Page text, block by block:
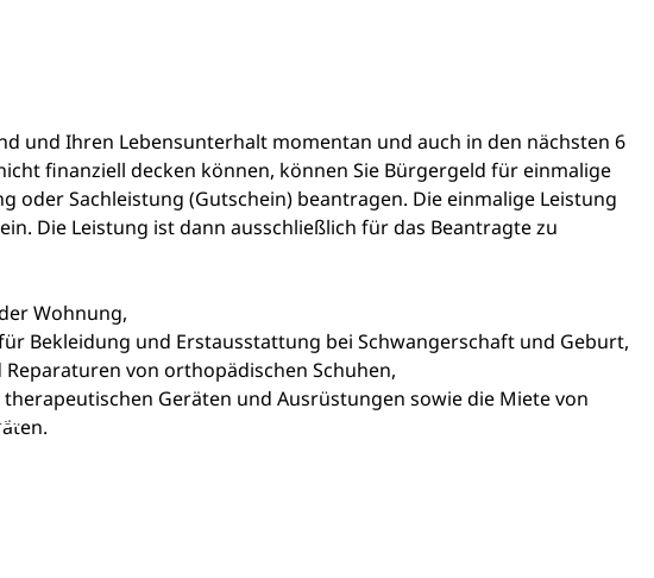
und Ihren Lebensunterhalt momentan und auch in den nächsten 6
finanziell decken können, können Sie Bürgergeld für einmalige
oder Sachleistung (Gutschein) beantragen. Die einmalige Leistung
Die Leistung ist dann ausschließlich für das Beantragte zu
Wohnung,
Bekleidung und Erstausstattung bei Schwangerschaft und Geburt,
von orthopädischen Schuhen,
Geräten und Ausrüstungen sowie die Miete von